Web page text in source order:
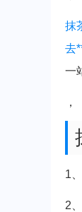
抹
去
一
，
1、
2